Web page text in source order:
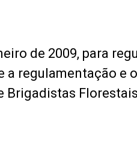
de 2009, para
regulamentação e
Brigadistas